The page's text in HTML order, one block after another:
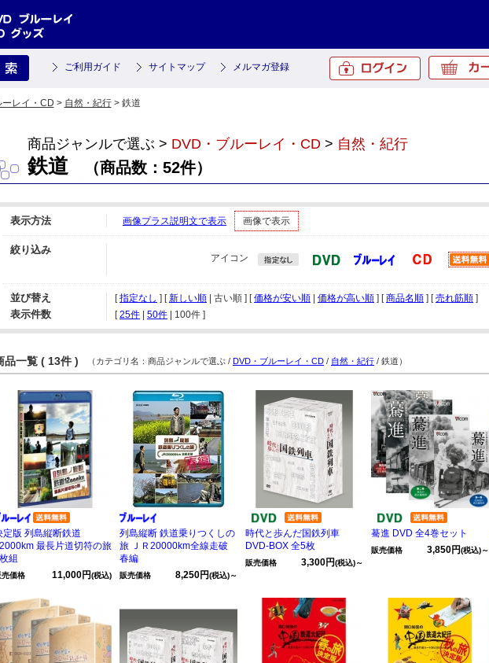
ご利用ガイド サイトマップ メルマガ登録
ーレイ・CD > 自然・紀行> 鉄道
商品ジャンルで選ぶ > DVD・ブルーレイ・CD > 自然・紀行
鉄道 （商品数：52件）
表示方法 画像プラス説明文で表示 画像で表示
絞り込み
アイコン
並び替え [指定なし ] [新しい順 | 古い順 ] [価格が安い順 価格が高い順 ] [商品名順 ] [売れ筋順 ]
表示件数 [ 25件 50件 100件 ]
品一覧 ( 13件 ) （カテゴリ名：商品ジャンルで選ぶ / DVD・ブルーレイ・CD / 自然・紀行 / 鉄道）
定版 列島縦断鉄道
最長片道切符の旅
組
売価格 11,000円(税込)
列島縦断 鉄道乗りつくしの
旅 ＪＲ20000km全線走破
春編
販売価格 8,250円(税込)～
時代と歩んだ国鉄列車
DVD-BOX 全5枚
販売価格 3,300円(税込)～
驀進 DVD 全4巻セット
販売価格 3,850円(税込)～